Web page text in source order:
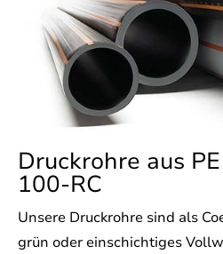
Druckrohre aus
100-RC
Unsere Druckrohre sind als
grün oder einschichtiges